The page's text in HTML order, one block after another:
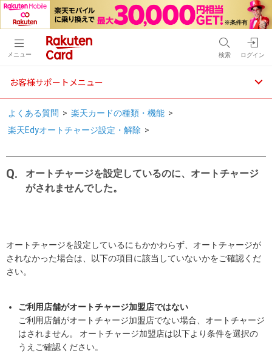
メニュー 検索 ログイン
お客様サポートメニュー
よくある質問 > 楽天カードの種類・機能 >
楽天Edyオートチャージ設定・解除 >
オートチャージを設定しているのに、オートチャージ
がされませんでした。
オートチャージを設定しているにもかかわらず、オートチャージが
されなかった場合は、以下の項目に該当していないかをご確認くだ
さい。
ご利用店舗がオートチャージ加盟店ではない
ご利用店舗がオートチャージ加盟店でない場合、オートチャージ
はされません。 オートチャージ加盟店は以下より条件を選択の
うえご確認ください。